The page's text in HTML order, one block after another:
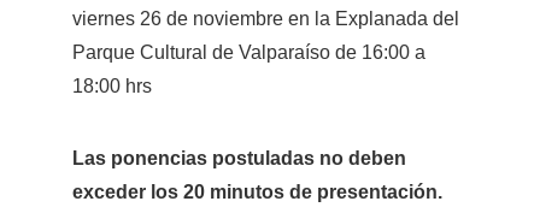
viernes 26 de noviembre en la Explanada del
Parque Cultural de Valparaíso de 16:00 a
18:00 hrs
Las ponencias postuladas no deben
exceder los 20 minutos de presentación.